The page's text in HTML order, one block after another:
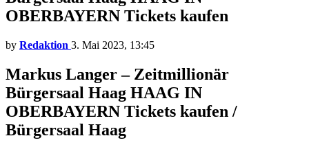
OBERBAYERN Tickets kaufen
by Redaktion 3. Mai 2023, 13:45
Markus Langer – Zeitmillionär
Bürgersaal Haag HAAG IN
OBERBAYERN Tickets kaufen /
Bürgersaal Haag